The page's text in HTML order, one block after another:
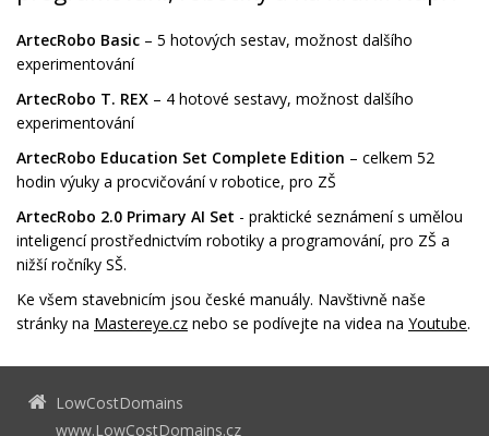
ArtecRobo Basic – 5 hotových sestav, možnost dalšího
experimentování
ArtecRobo T. REX – 4 hotové sestavy, možnost dalšího
experimentování
ArtecRobo Education Set Complete Edition – celkem 52
hodin výuky a procvičování v robotice, pro ZŠ
ArtecRobo 2.0 Primary AI Set - praktické seznámení s umělou
inteligencí prostřednictvím robotiky a programování, pro ZŠ a
nižší ročníky SŠ.
Ke všem stavebnicím jsou české manuály. Navštivně naše
stránky na Mastereye.cz nebo se podívejte na videa na Youtube.
LowCostDomains
www.LowCostDomains.cz